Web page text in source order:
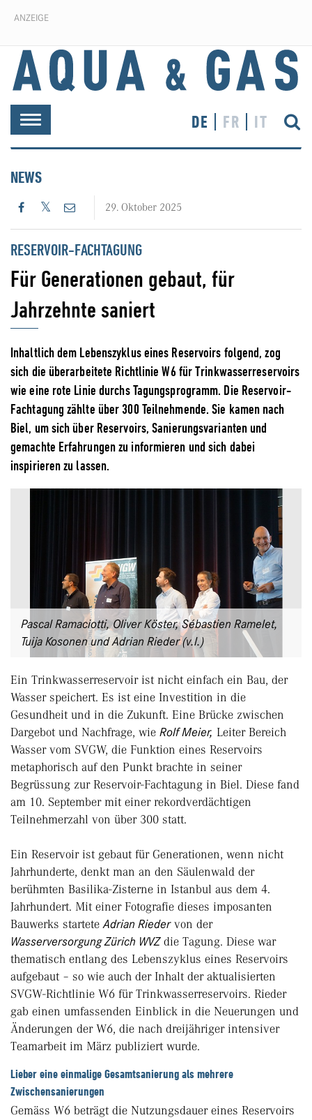
ANZEIGE
Toggle
navigation
DE FR IT
NEWS
29. Oktober 2025
RESERVOIR-FACHTAGUNG
Für Generationen gebaut, für
Jahrzehnte saniert
Inhaltlich dem Lebenszyklus eines Reservoirs folgend, zog
sich die überarbeitete Richtlinie W6 für Trinkwasserreservoirs
wie eine rote Linie durchs Tagungsprogramm. Die Reservoir-
Fachtagung zählte über 300 Teilnehmende. Sie kamen nach
Biel, um sich über Reservoirs, Sanierungsvarianten und
gemachte Erfahrungen zu informieren und sich dabei
inspirieren zu lassen.
Pascal Ramaciotti, Oliver Köster, Sébastien Ramelet,
Tuija Kosonen und Adrian Rieder (v.l.)
Ein Trinkwasserreservoir ist nicht einfach ein Bau, der
Wasser speichert. Es ist eine Investition in die
Gesundheit und in die Zukunft. Eine Brücke zwischen
Dargebot und Nachfrage, wie Rolf Meier, Leiter Bereich
Wasser vom SVGW, die Funktion eines Reservoirs
metaphorisch auf den Punkt brachte in seiner
Begrüssung zur Reservoir-Fachtagung in Biel. Diese fand
am 10. September mit einer rekordverdächtigen
Teilnehmerzahl von über 300 statt.
Ein Reservoir ist gebaut für Generationen, wenn nicht
Jahrhunderte, denkt man an den Säulenwald der
berühmten Basilika-Zisterne in Istanbul aus dem 4.
Jahrhundert. Mit einer Fotografie dieses imposanten
Bauwerks starteteAdrian Riedervon der
Wasserversorgung Zürich WVZdie Tagung. Diese war
thematisch entlang des Lebenszyklus eines Reservoirs
aufgebaut – so wie auch der Inhalt der aktualisierten
SVGW-Richtlinie W6 für Trinkwasserreservoirs. Rieder
gab einen umfassenden Einblick in die Neuerungen und
Änderungen der W6, die nach dreijähriger intensiver
Teamarbeit im März publiziert wurde.
Lieber eine einmalige Gesamtsanierung als mehrere
Zwischensanierungen
Gemäss W6 beträgt die Nutzungsdauer eines Reservoirs